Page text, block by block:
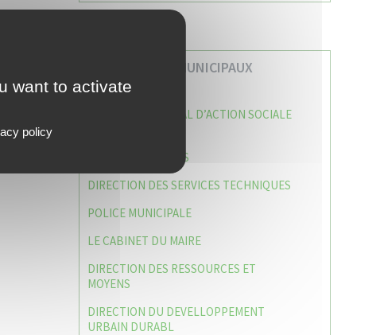
VOS SERVICES MUNICIPAUX
CENTRE COMMUNAL D’ACTION SOCIALE
CAISSE DES ÉCOLES
DIRECTION DES SERVICES TECHNIQUES
POLICE MUNICIPALE
LE CABINET DU MAIRE
DIRECTION DES RESSOURCES ET
MOYENS
DIRECTION DU DEVELLOPPEMENT
URBAIN DURABL
want to activate
policy